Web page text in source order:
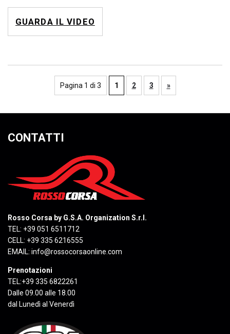
GUARDA IL VIDEO
Pagina 1 di 3 1 2 3 »
CONTATTI
Rosso Corsa by G.S.A. Organization S.r.l.
TEL: +39 051 6511712
CELL: +39 335 6216555
EMAIL: info@rossocorsaonline.com
Prenotazioni
TEL:+39 335 6822261
Dalle 09.00 alle 18.00
dal Lunedì al Venerdì